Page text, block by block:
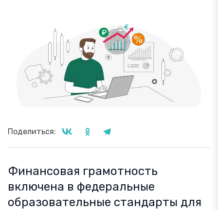
Поделиться:
Финансовая грамотность
включена в федеральные
образовательные стандарты для